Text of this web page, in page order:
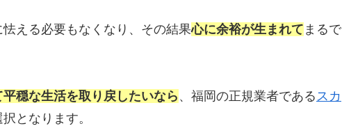
える必要もなくなり、その結果心に余裕が生まれて まるで
穏な生活を取り戻したいなら 、福岡の正規業者である スカ
となります。